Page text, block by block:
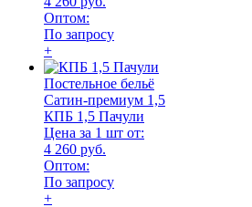
Оптом:
По запросу
+
Постельное бельё
Сатин-премиум 1,5
КПБ 1,5 Пачули
Цена за 1 шт от:
4 260 руб.
Оптом:
По запросу
+